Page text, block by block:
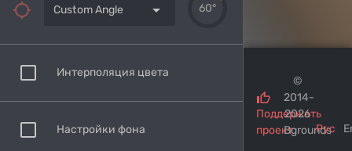
Custom Angle arrow_drop_down 60°
Интерполяция цвета
Настройки фона
Поддержать
проект
©
2014-
2026
Bgrounds
Рус